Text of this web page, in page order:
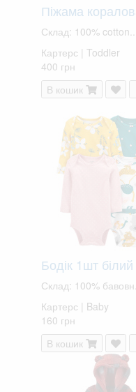
Піжама
Склад: 100% cotton..
Картерс | Toddler
400 грн
В кошик
Бодік 1шт білий
Склад: 100% бавовн..
Картерс | Baby
160 грн
В кошик